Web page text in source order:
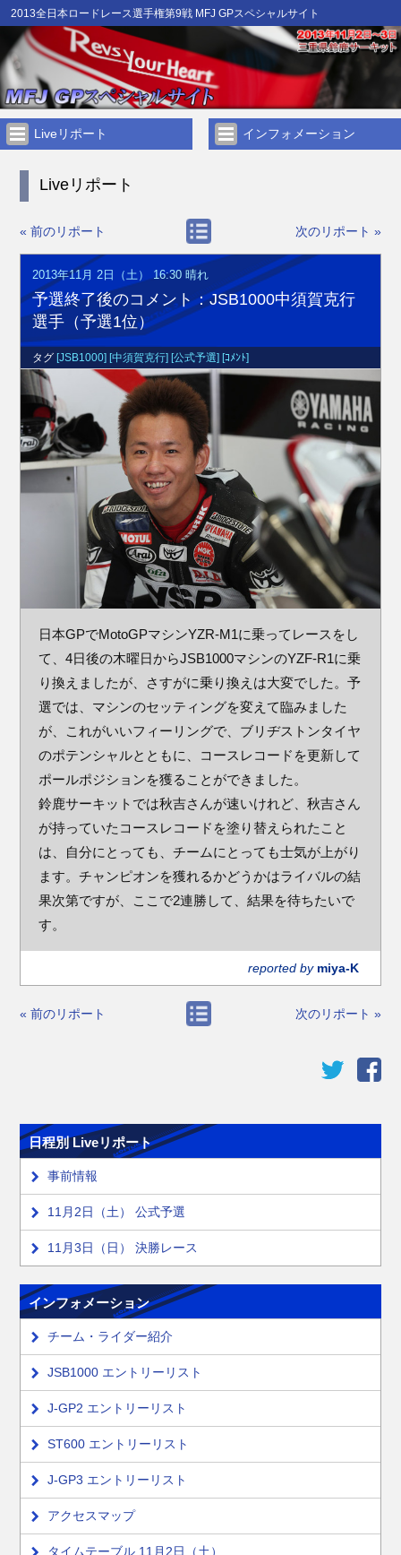
2013全日本ロードレース選手権第9戦 MFJ GPスペシャルサイト
Liveリポート インフォメーション
Liveリポート
« 前のリポート 次のリポート »
2013年11月 2日（土） 16:30晴れ
予選終了後のコメント：JSB1000中須賀克行
選手（予選1位）
タグ [JSB1000] [中須賀克行] [公式予選] [ｺﾒﾝﾄ]
日本GPでMotoGPマシンYZR-M1に乗ってレースをし
て、4日後の木曜日からJSB1000マシンのYZF-R1に乗
り換えましたが、さすがに乗り換えは大変でした。予
選では、マシンのセッティングを変えて臨みました
が、これがいいフィーリングで、ブリヂストンタイヤ
のポテンシャルとともに、コースレコードを更新して
ポールポジションを獲ることができました。
鈴鹿サーキットでは秋吉さんが速いけれど、秋吉さん
が持っていたコースレコードを塗り替えられたこと
は、自分にとっても、チームにとっても士気が上がり
ます。チャンピオンを獲れるかどうかはライバルの結
果次第ですが、ここで2連勝して、結果を待ちたいで
す。
reported by miya-K
« 前のリポート 次のリポート »
日程別 Liveリポート
事前情報
11月2日（土） 公式予選
11月3日（日） 決勝レース
インフォメーション
チーム・ライダー紹介
JSB1000 エントリーリスト
J-GP2 エントリーリスト
ST600 エントリーリスト
J-GP3 エントリーリスト
アクセスマップ
タイムテーブル 11月2日（土）